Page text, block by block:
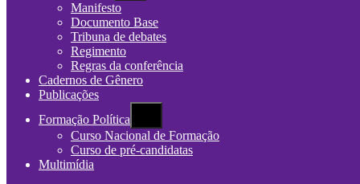
Manifesto
Documento Base
Tribuna de debates
Regimento
Regras da conferência
Cadernos de Gênero
Publicações
Formação Política
Curso Nacional de Formação
Curso de pré-candidatas
Multimídia